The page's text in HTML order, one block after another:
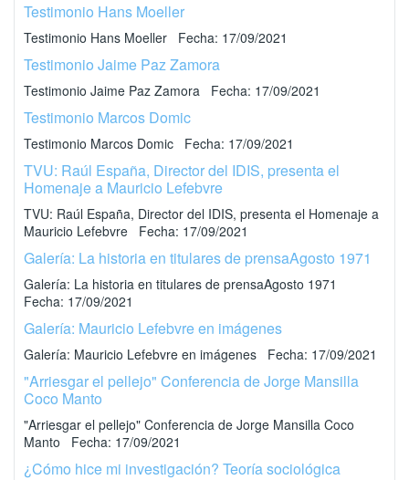
Testimonio Hans Moeller
Testimonio Hans Moeller Fecha: 17/09/2021
Testimonio Jaime Paz Zamora
Testimonio Jaime Paz Zamora Fecha: 17/09/2021
Testimonio Marcos Domic
Testimonio Marcos Domic Fecha: 17/09/2021
TVU: Raúl España, Director del IDIS, presenta el
Homenaje a Mauricio Lefebvre
TVU: Raúl España, Director del IDIS, presenta el Homenaje a
Mauricio Lefebvre Fecha: 17/09/2021
Galería: La historia en titulares de prensaAgosto 1971
Galería: La historia en titulares de prensaAgosto 1971
Fecha: 17/09/2021
Galería: Mauricio Lefebvre en imágenes
Galería: Mauricio Lefebvre en imágenes Fecha: 17/09/2021
"Arriesgar el pellejo" Conferencia de Jorge Mansilla
Coco Manto
"Arriesgar el pellejo" Conferencia de Jorge Mansilla Coco
Manto Fecha: 17/09/2021
¿Cómo hice mi investigación? Teoría sociológica